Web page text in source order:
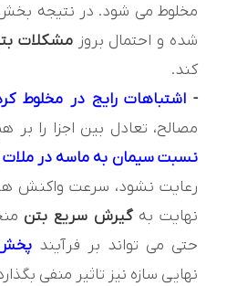
مخلوط می شود. در نتیجه
شده و احتمال بروزمشکلات
کند.
- اشتباهات رایج در مخلوط
مصالح، تعادل بین اجزا را بر
نسبت سیمان به ماسه در ملات
رعایت نشود، سرعت واکنش ها
نهایت به گیرش سریع بتن
حتی می تواند بر فرآیند پخش
نهایی سازه نیز تاثیر منفی